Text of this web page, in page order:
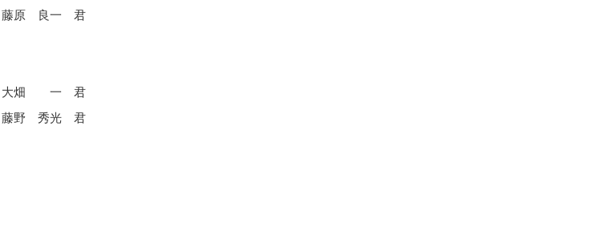
藤原 良一 君
大畑 一 君
藤野 秀光 君